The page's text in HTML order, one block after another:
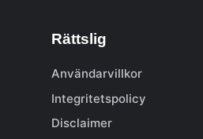
Rättslig
Användarvillkor
Integritetspolicy
Disclaimer